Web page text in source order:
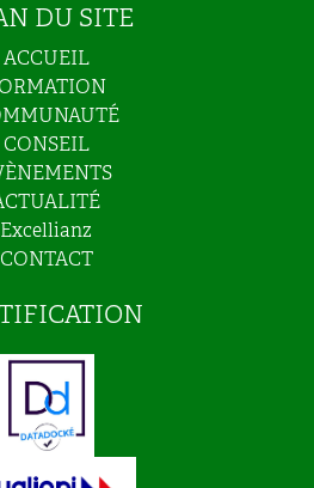
DU SITE
ACCUEIL
CONSEIL
Excellianz
CONTACT